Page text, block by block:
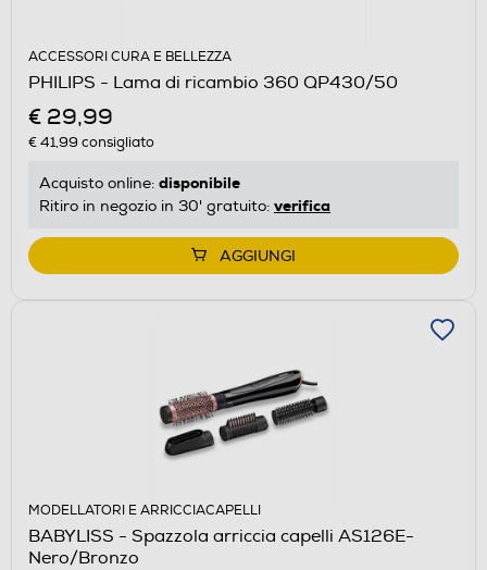
ACCESSORI CURA E BELLEZZA
PHILIPS - Lama di ricambio 360 QP430/50
€ 29,99
€ 41,99 consigliato
Acquisto online: disponibile
Ritiro in negozio in 30' gratuito: verifica
AGGIUNGI
MODELLATORI E ARRICCIACAPELLI
BABYLISS - Spazzola arriccia capelli AS126E-
Nero/Bronzo